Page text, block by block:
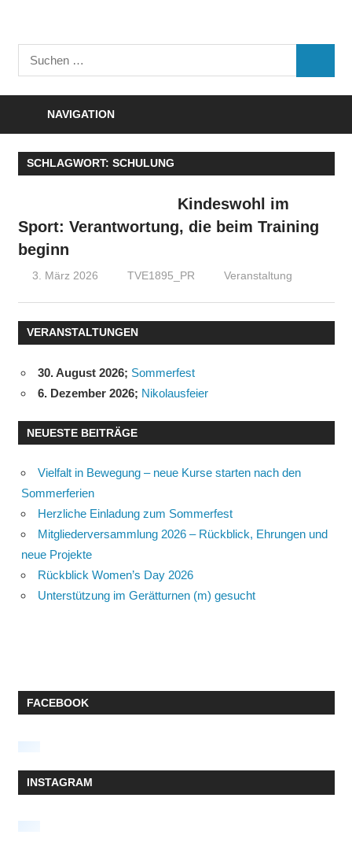
Turnverein
"Frisch
Eisenbach
Suchen
nach:
NAVIGATION
SCHLAGWORT: SCHULUNG
Kindeswohl im
Sport: Verantwortung, die beim Training
beginn
3. März 2026 TVE1895_PR Veranstaltung
VERANSTALTUNGEN
30. August 2026; Sommerfest
6. Dezember 2026; Nikolausfeier
NEUESTE BEITRÄGE
Vielfalt in Bewegung – neue Kurse starten nach den
Sommerferien
Herzliche Einladung zum Sommerfest
Mitgliederversammlung 2026 – Rückblick, Ehrungen und
neue Projekte
Rückblick Women’s Day 2026
Unterstützung im Gerätturnen (m) gesucht
FACEBOOK
INSTAGRAM